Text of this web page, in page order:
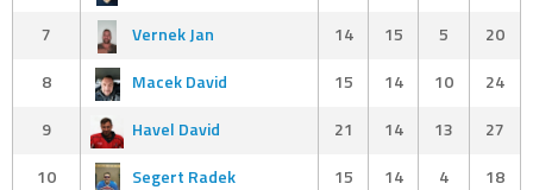
7
Vernek Jan 14 15 5
20
8
Macek David 15 14 10
24
9
Havel David 21 14 13
27
10
Segert Radek 15 14 4
18